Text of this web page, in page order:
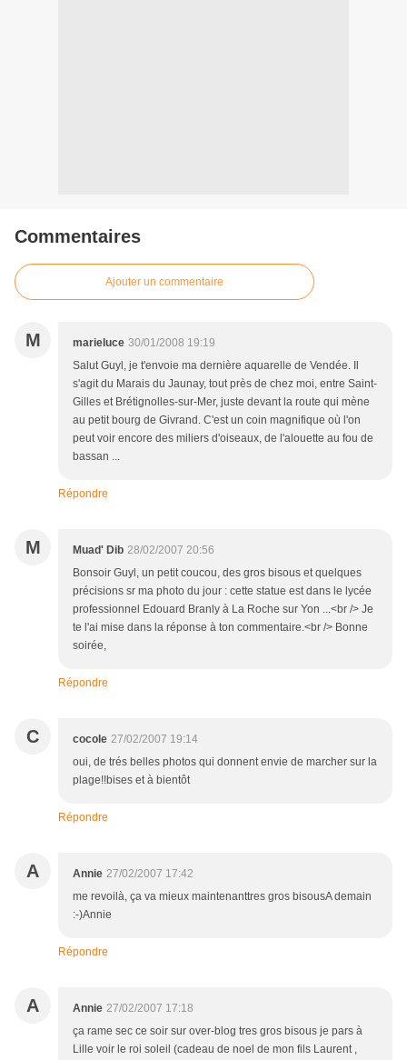
Commentaires
Ajouter un commentaire
M marieluce 30/01/2008 19:19
Salut Guyl, je t'envoie ma dernière aquarelle de Vendée. Il
s'agit du Marais du Jaunay, tout près de chez moi, entre Saint-
Gilles et Brétignolles-sur-Mer, juste devant la route qui mène
au petit bourg de Givrand. C'est un coin magnifique où l'on
peut voir encore des miliers d'oiseaux, de l'alouette au fou de
bassan ...
Répondre
M Muad' Dib 28/02/2007 20:56
Bonsoir Guyl, un petit coucou, des gros bisous et quelques
précisions sr ma photo du jour : cette statue est dans le lycée
professionnel Edouard Branly à La Roche sur Yon ...<br /> Je
te l'ai mise dans la réponse à ton commentaire.<br /> Bonne
soirée,
Répondre
C cocole 27/02/2007 19:14
oui, de trés belles photos qui donnent envie de marcher sur la
plage!!bises et à bientôt
Répondre
A Annie 27/02/2007 17:42
me revoilà, ça va mieux maintenanttres gros bisousA demain
:-)Annie
Répondre
A Annie 27/02/2007 17:18
ça rame sec ce soir sur over-blog tres gros bisous je pars à
Lille voir le roi soleil (cadeau de noel de mon fils Laurent ,